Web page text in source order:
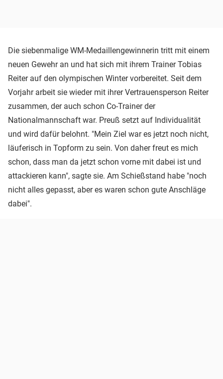
Die siebenmalige WM-Medaillengewinnerin tritt mit einem
neuen Gewehr an und hat sich mit ihrem Trainer Tobias
Reiter auf den olympischen Winter vorbereitet. Seit dem
Vorjahr arbeit sie wieder mit ihrer Vertrauensperson Reiter
zusammen, der auch schon Co-Trainer der
Nationalmannschaft war. Preuß setzt auf Individualität
und wird dafür belohnt. "Mein Ziel war es jetzt noch nicht,
läuferisch in Topform zu sein. Von daher freut es mich
schon, dass man da jetzt schon vorne mit dabei ist und
attackieren kann", sagte sie. Am Schießstand habe "noch
nicht alles gepasst, aber es waren schon gute Anschläge
dabei".